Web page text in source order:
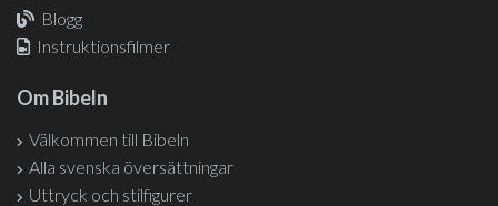
Blogg
Instruktionsfilmer
Om Bibeln
Välkommen till Bibeln
Alla svenska översättningar
Uttryck och stilfigurer